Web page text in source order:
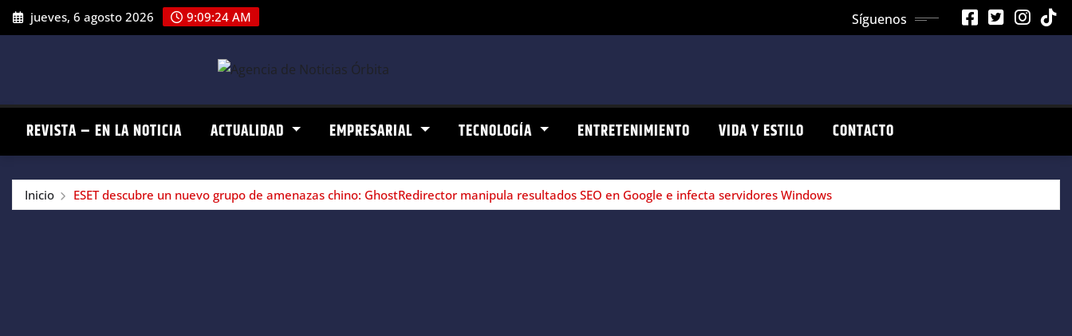
Saltar
al
jueves, 6 agosto 2026 9:09:25 AM Síguenos
REVISTA – EN LA NOTICIA ACTUALIDAD EMPRESARIAL TECNOLOGÍA ENTRETENIMIENTO VIDA Y ESTILO CONTACTO
Inicio ESET descubre un nuevo grupo de amenazas chino: GhostRedirector manipula resultados SEO en Google e infecta servidores Windows